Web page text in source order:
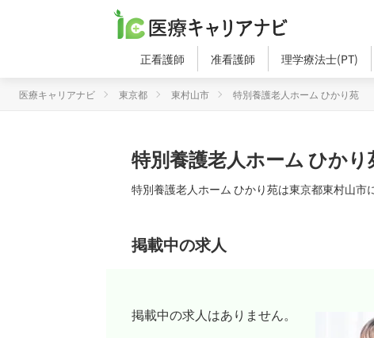
正看護師 准看護師 理学療法士(PT)
医療キャリアナビ 東京都 東村山市 特別養護老人ホーム ひかり苑
特別養護老人ホーム ひか
特別養護老人ホーム ひかり苑は東京都東村山市
掲載中の求人
掲載中の求人はありません。